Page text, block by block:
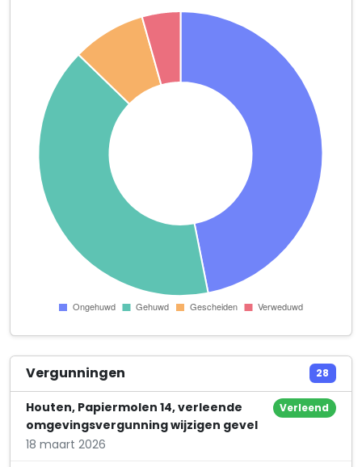
Sibrana
Wanveld 20
Sien
Papiermolen 34 Kamer A2.15
Slagerij J.J.W. van Schip B.V.
Odijkseweg 57 b
Sterpoelier van der Lingen
Onderdoor 72
Tamigo Nederland B.V.
Standerdmolen 20 Unit 1B
TandartsHouten
De Molen 19 begane grond
WorQQ
Kokermolen 2 Unit 2.17
Vergunningen 28
Houten, Papiermolen 14, verleende
omgevingsvergunning wijzigen gevel
Verleend
18 maart 2026